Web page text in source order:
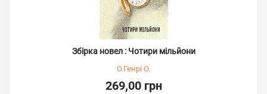
Збірка новел : Чотири мільйони
О.Генрі О.
269,00 грн